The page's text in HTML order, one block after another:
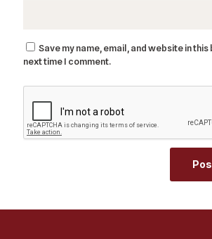
Save my name, email, and website in
next time I comment.